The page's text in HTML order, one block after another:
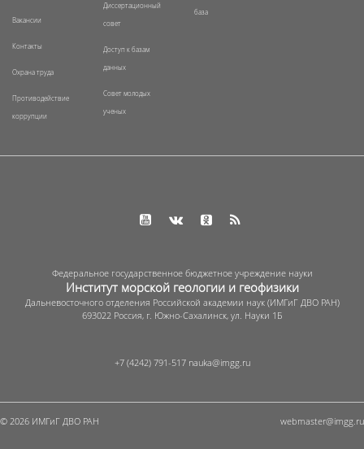
Вакансии
Контакты
Охрана труда
Противодействие
коррупции
Диссертационный
совет
Доступ к базам
данных
Совет молодых
ученых
база
Федеральное государственное бюджетное учреждение науки
Институт морской геологии и геофизики
Дальневосточного отделения Российской академии наук (ИМГиГ ДВО РАН)
693022 Россия, г. Южно-Сахалинск, ул. Науки 1Б
+7 (4242) 791-517
© 2026 ИМГиГ ДВО РАН